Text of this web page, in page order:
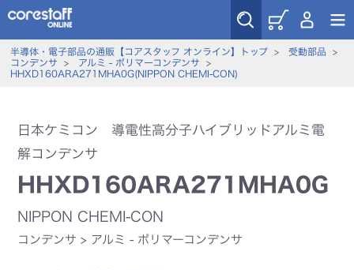
半導体・電子部品の通販【コアスタッフ オンライン】トップ> 受動部品 >
コンデンサ > アルミ - ポリマーコンデンサ >
HHXD160ARA271MHA0G(NIPPON CHEMI-CON)
日本ケミコン 導電性高分子ハイブリッドアルミ電
解コンデンサ
HHXD160ARA271MHA0G
NIPPON CHEMI-CON
コンデンサ > アルミ - ポリマーコンデンサ